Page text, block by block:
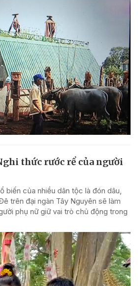
thức rước rể của người
biến của nhiều dân tộc là đón dâu,
trên đại ngàn Tây Nguyên sẽ làm
phụ nữ giữ vai trò chủ động trong